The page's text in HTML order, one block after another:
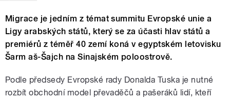
Migrace je jedním z témat summitu Evropské unie a
Ligy arabských států, který se za účasti hlav států a
premiérů z téměř 40 zemí koná v egyptském letovisku
Šarm aš-Šajch na Sinajském poloostrově.
Podle předsedy Evropské rady Donalda Tuska je nutné
rozbít obchodní model převaděčů a pašeráků lidí, kteří